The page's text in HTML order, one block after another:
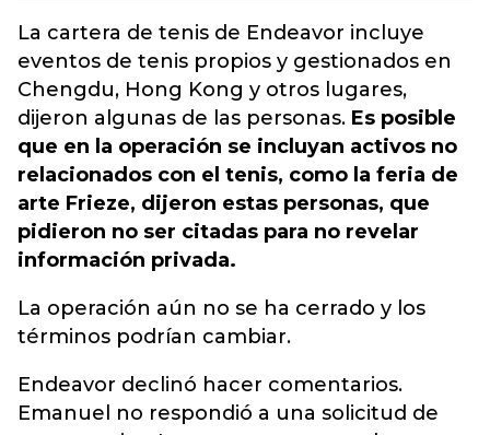
La cartera de tenis de Endeavor incluye
eventos de tenis propios y gestionados en
Chengdu, Hong Kong y otros lugares,
dijeron algunas de las personas. Es posible
que en la operación se incluyan activos no
relacionados con el tenis, como la feria de
arte Frieze, dijeron estas personas, que
pidieron no ser citadas para no revelar
información privada.
La operación aún no se ha cerrado y los
términos podrían cambiar.
Endeavor declinó hacer comentarios.
Emanuel no respondió a una solicitud de